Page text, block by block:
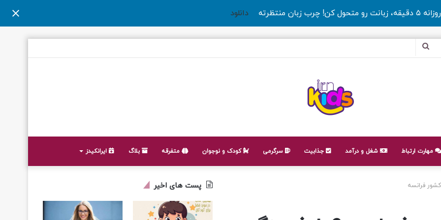
روزانه ۵ دقیقه، زبانت رو متحول کن! چرب زبان منتظرته دانلود
جستجو
مهارت ارتباط شغل و درآمد جذابیت سرگرمی کودک و نوجوان متفرقه بلاگ ایرانکیدز
پست های اخیر